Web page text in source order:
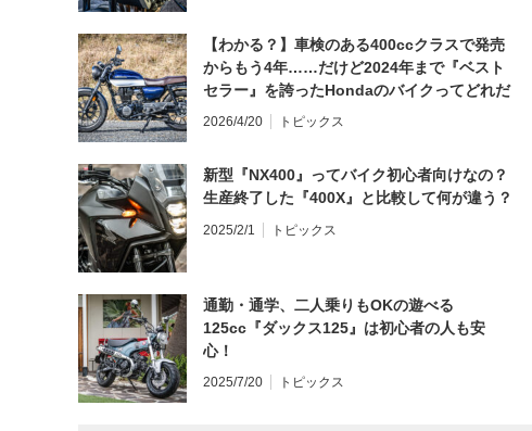
【わかる？】車検のある400ccクラスで発売
からもう4年……だけど2024年まで『ベスト
セラー』を誇ったHondaのバイクってどれだ
と思う？
2026/4/20 トピックス
新型『NX400』ってバイク初心者向けなの？
生産終了した『400X』と比較して何が違う？
2025/2/1 トピックス
通勤・通学、二人乗りもOKの遊べる
125cc『ダックス125』は初心者の人も安
心！
2025/7/20 トピックス